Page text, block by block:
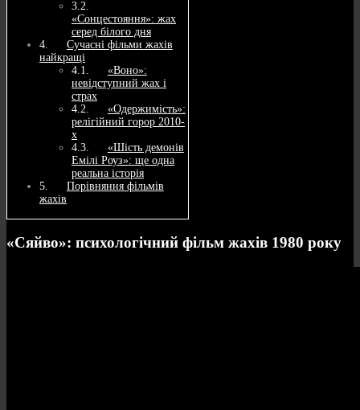
«Сонцестояння»: жах
серед білого дня
Сучасні фільми жахів
найкращі
«Воно»:
невідступний жах і
страх
«Одержимість»:
релігійний горор 2010-
х
«Шість демонів
Емілі Роуз»: ще одна
реальна історія
Порівняння фільмів
жахів
«Сяйво»: психологічний фільм жахів 1980 року